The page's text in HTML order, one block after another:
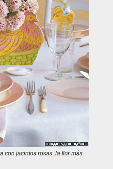
con jacintos rosas, la flor más